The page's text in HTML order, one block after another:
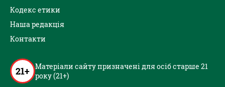
Кодекс етики
Наша редакція
Контакти
21+ Матеріали сайту призначені для осіб старше 21
року (21+)